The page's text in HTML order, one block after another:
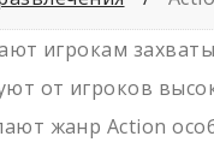
игрокам
от игроков
жанр Action